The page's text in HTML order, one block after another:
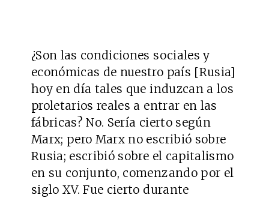
¿Son las condiciones sociales y
económicas de nuestro país [Rusia]
hoy en día tales que induzcan a los
proletarios reales a entrar en las
fábricas? No. Sería cierto según
Marx; pero Marx no escribió sobre
Rusia; escribió sobre el capitalismo
en su conjunto, comenzando por el
siglo XV. Fue cierto durante